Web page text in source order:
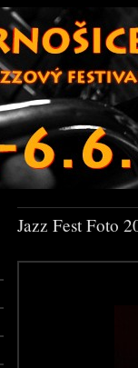
Jazz Fest Foto